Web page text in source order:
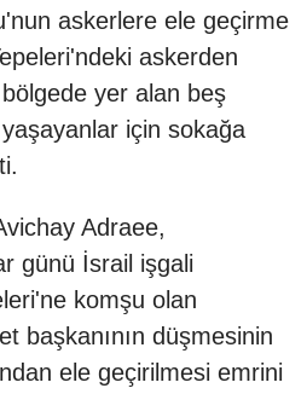
askerlere ele geçirme
askerden
bölgede yer alan beş
için sokağa
Adraee,
günü İsrail işgali
komşu olan
başkanının düşmesinin
ele geçirilmesi emrini